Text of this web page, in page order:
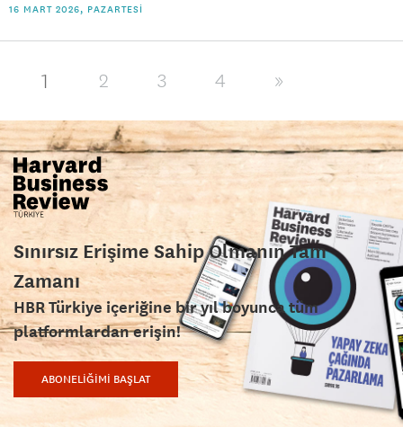
16 MART 2026, PAZARTESI
1 2 3 4 »
Sınırsız Erişime Sahip Olmanın Tam
Zamanı
HBR Türkiye içeriğine bir yıl boyunca tüm
platformlardan erişin!
ABONELİĞİMİ BAŞLAT